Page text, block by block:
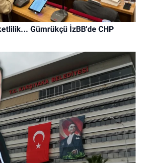
Gümrükçü İzBB'de CHP